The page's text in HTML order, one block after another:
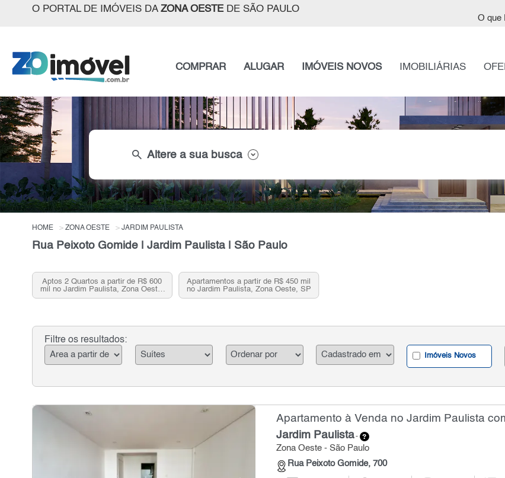
O PORTAL DE IMÓVEIS DA ZONA OESTEDE SÃO PAULO
O que
COMPRAR ALUGAR IMÓVEIS NOVOS IMOBILIÁRIAS
search Altere a sua busca
HOME ZONA OESTE JARDIM PAULISTA
Rua Peixoto Gomide | Jardim Paulista | São Paulo
Aptos 2 Quartos a partir de R$ 600
mil no Jardim Paulista, Zona Oeste,
SP
Apartamentos a partir de R$ 450 mil
no Jardim Paulista, Zona Oeste, SP
Filtre os resultados:
Imóveis Novos
Apartamento à Venda no Jardim Paulista
Jardim Paulista-
Zona Oeste - São Paulo
Rua Peixoto Gomide, 700